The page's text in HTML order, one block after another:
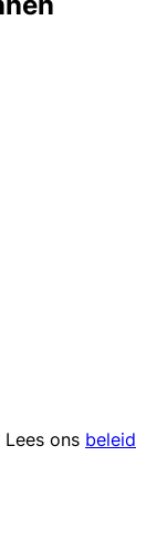
Lees ons beleid